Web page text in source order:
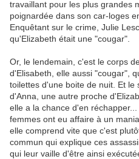
travaillant pour les plus grandes
poignardée dans son car-loges
Enquêtant sur le crime, Julie
qu'Elizabeth était une "cougar".
Or, le lendemain, c'est le corps
d'Elisabeth, elle aussi "cougar",
toilettes d'une boite de nuit. Et
d'Anna, une autre proche
elle a la chance d'en
femmes ont eu affaire à un
elle comprend vite que c'est
commun qui explique ces
qui leur vaille d'être ainsi